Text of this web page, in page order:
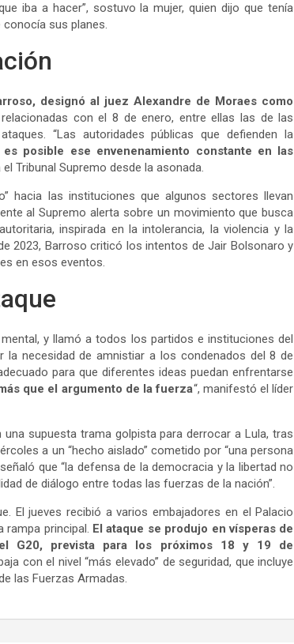
iba a hacer”, sostuvo la mujer, quien dijo que tenía
sus planes.
designó al juez Alexandre de Moraes como
con el 8 de enero, entre ellas las de las
“Las autoridades públicas que defienden la
es posible ese envenenamiento constante en las
Tribunal Supremo desde la asonada.
hacia las instituciones que algunos sectores llevan
al Supremo alerta sobre un movimiento que busca
inspirada en la intolerancia, la violencia y la
2023, Barroso criticó los intentos de Jair Bolsonaro y
en esos eventos.
y llamó a todos los partidos e instituciones del
la necesidad de amnistiar a los condenados del 8 de
para que diferentes ideas puedan enfrentarse
que el argumento de la fuerza“, manifestó el líder
supuesta trama golpista para derrocar a Lula, tras
a un “hecho aislado” cometido por “una persona
que “la defensa de la democracia y la libertad no
de diálogo entre todas las fuerzas de la nación”.
El jueves recibió a varios embajadores en el Palacio
rampa principal. El ataque se produjo en vísperas de
G20, prevista para los próximos 18 y 19 de
con el nivel “más elevado” de seguridad, que incluye
las Fuerzas Armadas.